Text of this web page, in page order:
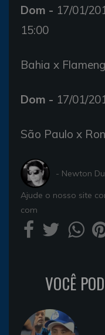
Dom - 17/01/
15:00
Bahia x
Dom - 17/01/
São Paulo x
- Newton
Ajude o nosso site
com
VOCÊ